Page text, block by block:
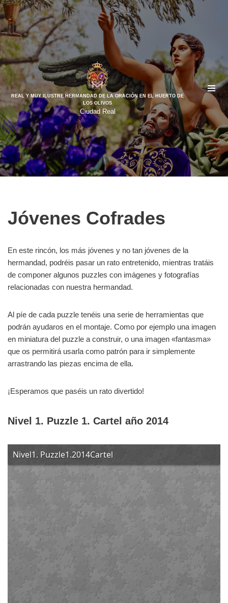
Saltar
al
contenido
REAL Y MUY ILUSTRE HERMANDAD DE LA ORACIÓN EN EL HUERTO DE
LOS OLIVOS
Ciudad Real
Jóvenes Cofrades
En este rincón, los más jóvenes y no tan jóvenes de la
hermandad, podréis pasar un rato entretenido, mientras tratáis
de componer algunos puzzles con imágenes y fotografías
relacionadas con nuestra hermandad.
Al píe de cada puzzle tenéis una serie de herramientas que
podrán ayudaros en el montaje. Como por ejemplo una imagen
en miniatura del puzzle a construir, o una imagen «fantasma»
que os permitirá usarla como patrón para ir simplemente
arrastrando las piezas encima de ella.
¡Esperamos que paséis un rato divertido!
Nivel 1. Puzzle 1. Cartel año 2014